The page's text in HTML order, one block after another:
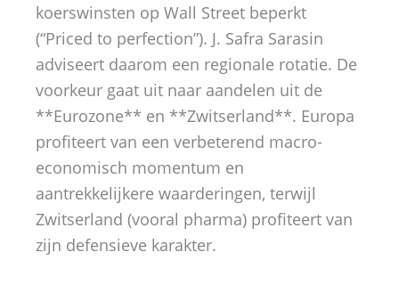
koerswinsten op Wall Street beperkt
(“Priced to perfection”). J. Safra Sarasin
adviseert daarom een regionale rotatie. De
voorkeur gaat uit naar aandelen uit de
**Eurozone** en **Zwitserland**. Europa
profiteert van een verbeterend macro-
economisch momentum en
aantrekkelijkere waarderingen, terwijl
Zwitserland (vooral pharma) profiteert van
zijn defensieve karakter.